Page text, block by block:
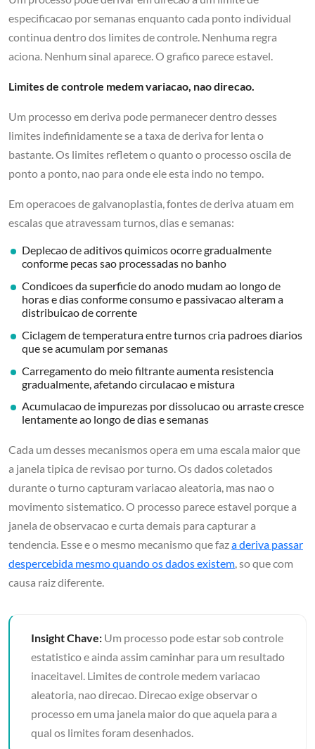
especificacao por semanas enquanto cada ponto individual
continua dentro dos limites de controle. Nenhuma regra
aciona. Nenhum sinal aparece. O grafico parece estavel.
Limites de controle medem variacao, nao direcao.
Um processo em deriva pode permanecer dentro desses
limites indefinidamente se a taxa de deriva for lenta o
bastante. Os limites refletem o quanto o processo oscila de
ponto a ponto, nao para onde ele esta indo no tempo.
Em operacoes de galvanoplastia, fontes de deriva atuam em
escalas que atravessam turnos, dias e semanas:
Deplecao de aditivos quimicos ocorre gradualmente
conforme pecas sao processadas no banho
Condicoes da superficie do anodo mudam ao longo de
horas e dias conforme consumo e passivacao alteram a
distribuicao de corrente
Ciclagem de temperatura entre turnos cria padroes diarios
que se acumulam por semanas
Carregamento do meio filtrante aumenta resistencia
gradualmente, afetando circulacao e mistura
Acumulacao de impurezas por dissolucao ou arraste cresce
lentamente ao longo de dias e semanas
Cada um desses mecanismos opera em uma escala maior que
a janela tipica de revisao por turno. Os dados coletados
durante o turno capturam variacao aleatoria, mas nao o
movimento sistematico. O processo parece estavel porque a
janela de observacao e curta demais para capturar a
tendencia. Esse e o mesmo mecanismo que faza deriva passar
despercebida mesmo quando os dados existem , so que com
causa raiz diferente.
Insight Chave: Um processo pode estar sob controle
estatistico e ainda assim caminhar para um resultado
inaceitavel. Limites de controle medem variacao
aleatoria, nao direcao. Direcao exige observar o
processo em uma janela maior do que aquela para a
qual os limites foram desenhados.